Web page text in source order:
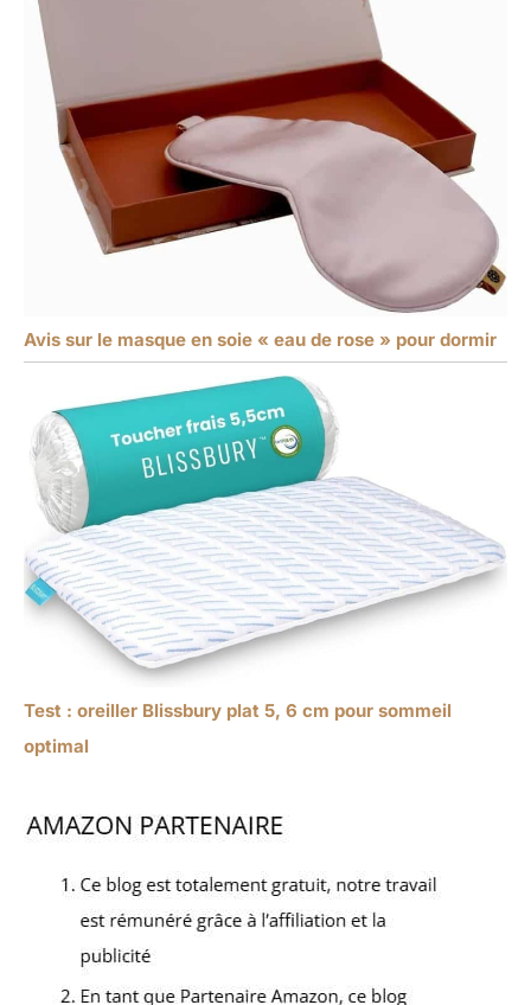
Avis sur le masque en soie « eau de rose » pour dormir
Test : oreiller Blissbury plat 5, 6 cm pour sommeil
optimal